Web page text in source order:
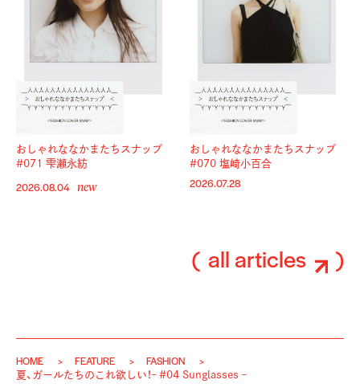
おしゃれななかまたちスナップ
#071 雫瀬永紡
2026.08.04 new
おしゃれななかまたちスナップ
#070 塩崎小百合
2026.07.28
all articles
HOME FEATURE
FASHION
夏、ガールたちのこれ欲しい！– #04 Sunglasses –